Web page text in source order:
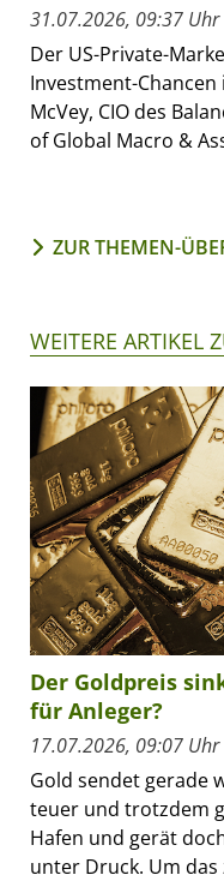
31.07.2026, 09:37 Uhr
Der US-Private-
Investment-
McVey, CIO des
of Global Macro &
ZUR THEMEN-
WEITERE ARTIKEL
Der Goldpreis
für Anleger?
17.07.2026, 09:07 Uhr
Gold sendet gerade
teuer und trotzdem
Hafen und gerät
unter Druck. Um